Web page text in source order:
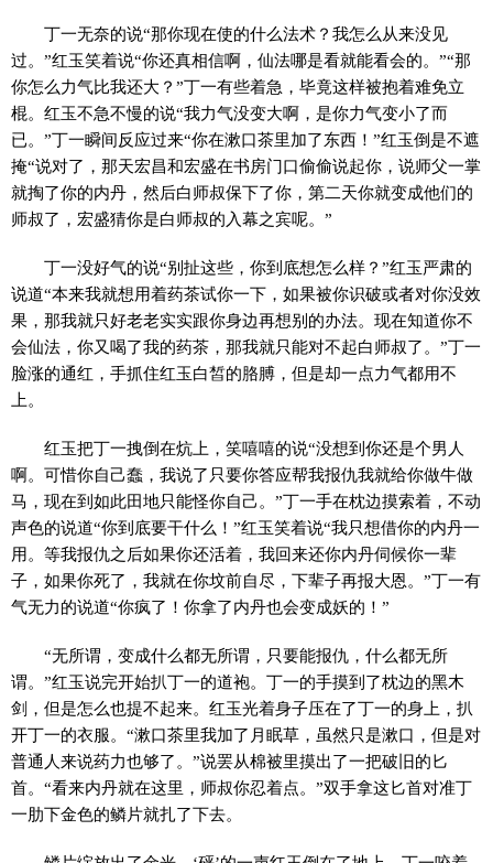
丁一无奈的说“那你现在使的什么法术？我怎么从来没见
过。”红玉笑着说“你还真相信啊，仙法哪是看就能看会的。”“那
你怎么力气比我还大？”丁一有些着急，毕竟这样被抱着难免立
棍。红玉不急不慢的说“我力气没变大啊，是你力气变小了而
已。”丁一瞬间反应过来“你在漱口茶里加了东西！”红玉倒是不遮
掩“说对了，那天宏昌和宏盛在书房门口偷偷说起你，说师父一掌
就掏了你的内丹，然后白师叔保下了你，第二天你就变成他们的
师叔了，宏盛猜你是白师叔的入幕之宾呢。”
丁一没好气的说“别扯这些，你到底想怎么样？”红玉严肃的
说道“本来我就想用着药茶试你一下，如果被你识破或者对你没效
果，那我就只好老老实实跟你身边再想别的办法。现在知道你不
会仙法，你又喝了我的药茶，那我就只能对不起白师叔了。”丁一
脸涨的通红，手抓住红玉白皙的胳膊，但是却一点力气都用不
上。
红玉把丁一拽倒在炕上，笑嘻嘻的说“没想到你还是个男人
啊。可惜你自己蠢，我说了只要你答应帮我报仇我就给你做牛做
马，现在到如此田地只能怪你自己。”丁一手在枕边摸索着，不动
声色的说道“你到底要干什么！”红玉笑着说“我只想借你的内丹一
用。等我报仇之后如果你还活着，我回来还你内丹伺候你一辈
子，如果你死了，我就在你坟前自尽，下辈子再报大恩。”丁一有
气无力的说道“你疯了！你拿了内丹也会变成妖的！”
“无所谓，变成什么都无所谓，只要能报仇，什么都无所
谓。”红玉说完开始扒丁一的道袍。丁一的手摸到了枕边的黑木
剑，但是怎么也提不起来。红玉光着身子压在了丁一的身上，扒
开丁一的衣服。“漱口茶里我加了月眠草，虽然只是漱口，但是对
普通人来说药力也够了。”说罢从棉被里摸出了一把破旧的匕
首。“看来内丹就在这里，师叔你忍着点。”双手拿这匕首对准丁
一肋下金色的鳞片就扎了下去。